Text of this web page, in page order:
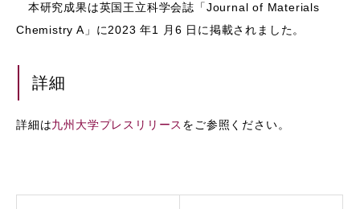
本研究成果は英国王⽴科学会誌「Journal of Materials
Chemistry A」に2023 年1 ⽉6 ⽇に掲載されました。
詳細
詳細は九州大学プレスリリース をご参照ください。